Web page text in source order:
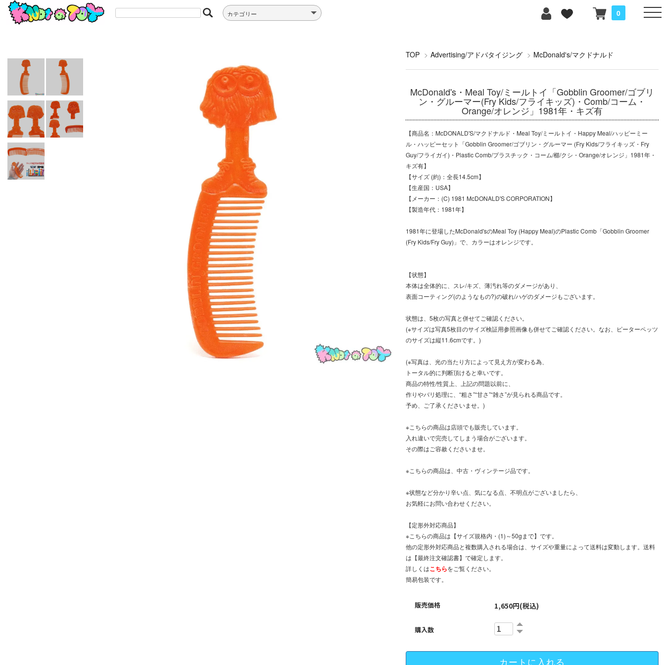
0
TOP > Advertising/アドバタイジング > McDonald's/マクドナルド
McDonald's・Meal Toy/ミールトイ「Gobblin Groomer/ゴブリ
ン・グルーマー(Fry Kids/フライキッズ)・Comb/コーム・
Orange/オレンジ」1981年・キズ有
【商品名：McDONALD'S/マクドナルド・Meal Toy/ミールトイ・Happy Meal/ハッピーミー
ル・ハッピーセット「Gobblin Groomer/ゴブリン・グルーマー (Fry Kids/フライキッズ・Fry
Guy/フライガイ)・Plastic Comb/プラスチック・コーム/櫛/クシ・Orange/オレンジ」1981年・
キズ有】
【サイズ (約)：全長14.5cm】
【生産国：USA】
【メーカー：(C) 1981 McDONALD'S CORPORATION】
【製造年代：1981年】
1981年に登場したMcDonald'sのMeal Toy (Happy Meal)のPlastic Comb「Gobblin Groomer
(Fry Kids/Fry Guy)」で、カラーはオレンジです。
【状態】
本体は全体的に、スレ/キズ、薄汚れ等のダメージがあり、
表面コーティング(のようなもの?)の破れ/ハゲのダメージもございます。
状態は、5枚の写真と併せてご確認ください。
(※サイズは写真5枚目のサイズ検証用参照画像も併せてご確認ください。なお、ピーターペッツ
のサイズは縦11.6cmです。)
(※写真は、光の当たり方によって見え方が変わる為、
トータル的に判断頂けると幸いです。
商品の特性/性質上、上記の問題以前に、
作りやバリ処理に、“粗さ”“甘さ”“雑さ”が見られる商品です。
予め、ご了承くださいませ。)
※こちらの商品は店頭でも販売しています。
入れ違いで完売してしまう場合がございます。
その際はご容赦くださいませ。
※こちらの商品は、中古・ヴィンテージ品です。
※状態など分かり辛い点、気になる点、不明点がございましたら、
お気軽にお問い合わせください。
【定形外対応商品】
※こちらの商品は【サイズ規格内・(1)～50gまで】です。
他の定形外対応商品と複数購入される場合は、サイズや重量によって送料は変動します。送料
は【最終注文確認書】で確定します。
詳しくはこちらをご覧ください。
簡易包装です。
販売価格 1,650円(税込)
購入数